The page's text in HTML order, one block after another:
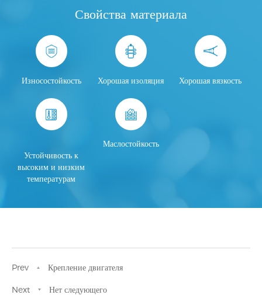
Свойства материала
Износостойкость Хорошая изоляция Хорошая вязкость
Устойчивостьк
высоким и низким
температурам
Маслостойкость
Prev Крепление двигателя
Next Нет следующего